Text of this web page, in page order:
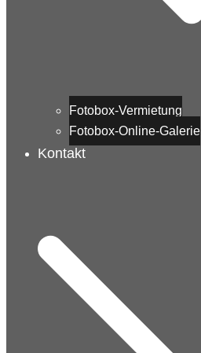
Fotobox-Vermietung
Fotobox-Online-Galerie
Kontakt